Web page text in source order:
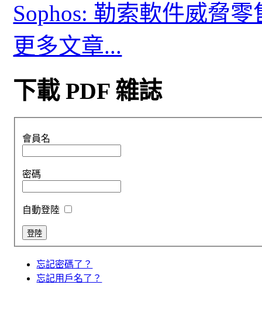
Sophos: 勒索軟件威脅
更多文章...
下載 PDF 雜誌
會員名
密碼
自動登陸
忘記密碼了？
忘記用戶名了？